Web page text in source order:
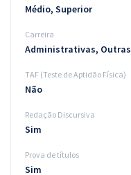
Médio, Superior
Carreira
Administrativas, Outras
TAF (Teste de Aptidão Física)
Não
Redação Discursiva
Sim
Prova de títulos
Sim